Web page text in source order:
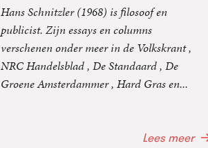
Hans Schnitzler (1968) is filosoof en
publicist. Zijn essays en columns
verschenen onder meer in de Volkskrant ,
NRC Handelsblad , De Standaard , De
Groene Amsterdammer , Hard Gras en...
Lees meer